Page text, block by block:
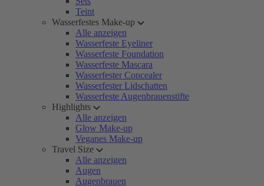
Teint
Wasserfestes Make-up
Alle anzeigen
Wasserfeste Eyeliner
Wasserfeste Foundation
Wasserfeste Mascara
Wasserfester Concealer
Wasserfester Lidschatten
Wasserfeste Augenbrauenstifte
Highlights
Alle anzeigen
Glow Make-up
Veganes Make-up
Travel Size
Alle anzeigen
Augen
Augenbrauen